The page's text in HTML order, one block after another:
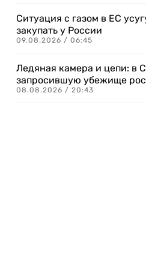
Ситуация с газом в ЕС
закупать у России
09.08.2026 / 06:45
Ледяная камера и цепи: в
запросившую убежище
08.08.2026 / 20:43